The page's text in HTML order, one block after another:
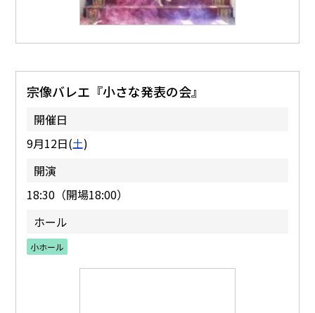
宗像バレエ『小さな発表の会』
開催日
9月12日(土)
開演
18:30（開場18:00）
ホール
小ホール